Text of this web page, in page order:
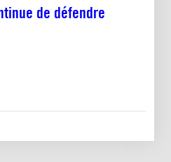
de défendre